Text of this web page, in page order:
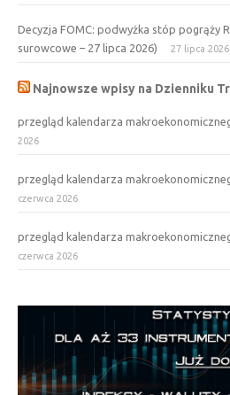
Decyzja FOMC: podwyżka stóp pogrąży
surowcowe – 27 lipca 2026)
27 lipca 2026
Najnowsze wpisy na Dzienniku
przegląd kalendarza
2026
przegląd kalendarza
czerwca 2026
przegląd kalendarza
czerwca 2026